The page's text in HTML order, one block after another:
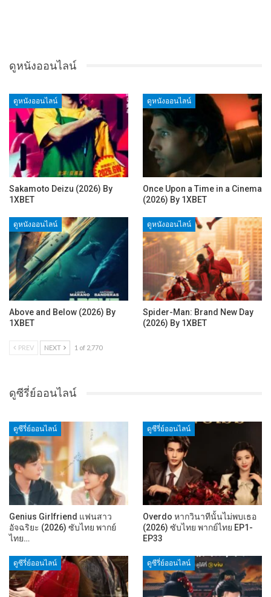
ดูหนังออนไลน์
ดูหนังออนไลน์
Sakamoto Deizu (2026) By
1XBET
ดูหนังออนไลน์
Once Upon a Time in a Cinema
(2026) By 1XBET
ดูหนังออนไลน์
Above and Below (2026) By
1XBET
ดูหนังออนไลน์
Spider-Man: Brand New Day
(2026) By 1XBET
PREV NEXT 1 of 2,770
ดูซีรี่ย์ออนไลน์
ดูซีรี่ย์ออนไลน์
Genius Girlfriend แฟนสาว
อัจฉริยะ (2026) ซับไทย พากย์
ไทย…
ดูซีรี่ย์ออนไลน์
Overdo หากวินาทีนั้นไม่พบเธอ
(2026) ซับไทย พากย์ไทย EP1-
EP33
ดูซีรี่ย์ออนไลน์ ดูซีรี่ย์ออนไลน์